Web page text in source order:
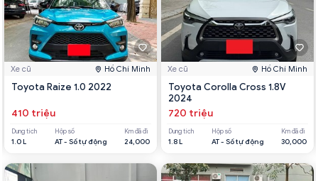
Xe cũ Hồ Chí Minh
Toyota Raize 1.0 2022
410 triệu
Dung tích
1.0 L
Hộp số
AT - Số tự động
Km đã đi
24,000
Xe cũ Hồ Chí Minh
Toyota Corolla Cross 1.8V
2024
720 triệu
Dung tích
1.8 L
Hộp số
AT - Số tự động
Km đã đi
30,000